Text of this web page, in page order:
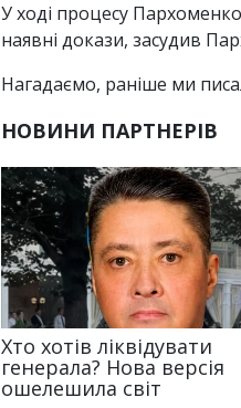
У ході процесу
наявні докази, засудив
Нагадаємо, раніше ми